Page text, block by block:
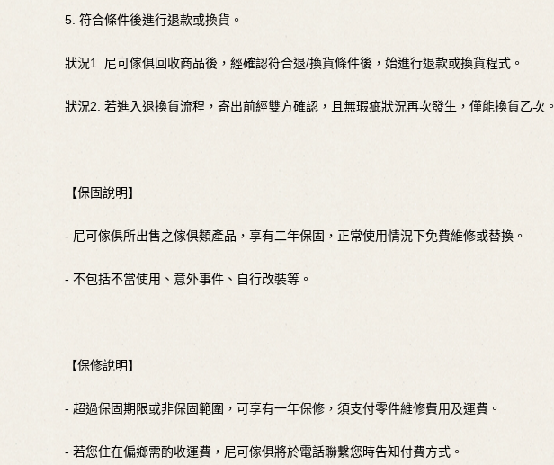
5. 符合條件後進行退款或換貨。
狀況1. 尼可傢俱回收商品後，經確認符合退/換貨條件後，始進行退款或換貨程式。
狀況2. 若進入退換貨流程，寄出前經雙方確認，且無瑕疵狀況再次發生，僅能換貨乙次。
【保固說明】
- 尼可傢俱所出售之傢俱類產品，享有二年保固，正常使用情況下免費維修或替換。
- 不包括不當使用、意外事件、自行改裝等。
【保修說明】
- 超過保固期限或非保固範圍，可享有一年保修，須支付零件維修費用及運費。
- 若您住在偏鄉需酌收運費，尼可傢俱將於電話聯繫您時告知付費方式。